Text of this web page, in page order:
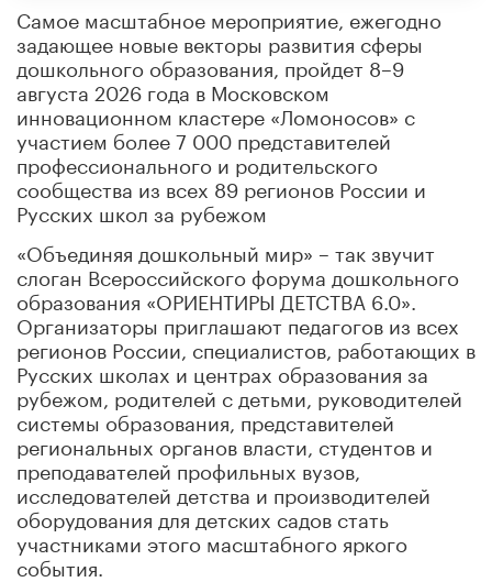
Самое масштабное мероприятие, ежегодно
задающее новые векторы развития сферы
дошкольного образования, пройдет 8–9
августа 2026 года в Московском
инновационном кластере «Ломоносов» с
участием более 7 000 представителей
профессионального и родительского
сообщества из всех 89 регионов России и
Русских школ за рубежом
«Объединяя дошкольный мир» – так звучит
слоган Всероссийского форума дошкольного
образования «ОРИЕНТИРЫ ДЕТСТВА 6.0».
Организаторы приглашают педагогов из всех
регионов России, специалистов, работающих в
Русских школах и центрах образования за
рубежом, родителей с детьми, руководителей
системы образования, представителей
региональных органов власти, студентов и
преподавателей профильных вузов,
исследователей детства и производителей
оборудования для детских садов стать
участниками этого масштабного яркого
события.